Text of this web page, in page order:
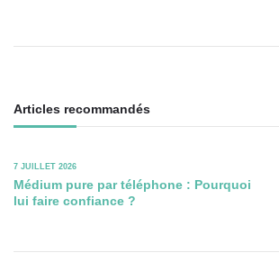
Articles recommandés
7 JUILLET 2026
Médium pure par téléphone : Pourquoi
lui faire confiance ?